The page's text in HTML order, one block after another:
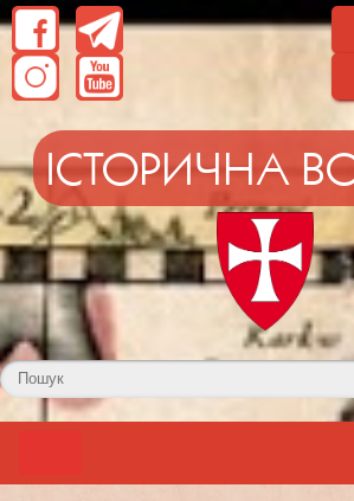
ІСТОРИЧНА